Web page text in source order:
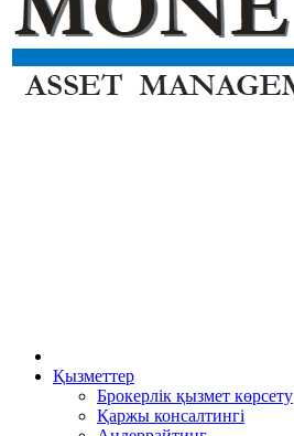
Қызметтер
Брокерлік қызмет көрсету
Қаржы консалтингі